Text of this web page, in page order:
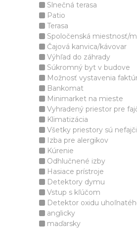
Slnečná terasa
Patio
Terasa
Spoločenská miestnosť/
Čajová kanvica/kávovar
Výhľad do záhrady
Súkromný byt v budove
Možnosť vystavenia
Bankomat
Minimarket na mieste
Vyhradený priestor pre
Klimatizácia
Všetky priestory sú
Izba pre alergikov
Kúrenie
Odhlučnené izby
Hasiace prístroje
Detektory dymu
Vstup s kľúčom
Detektor oxidu
anglicky
maďarsky